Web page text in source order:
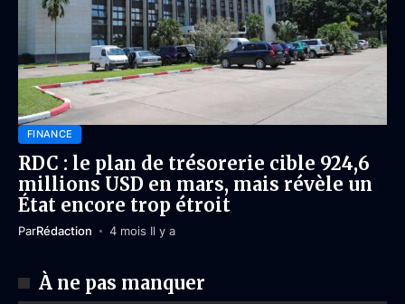
FINANCE
RDC : le plan de trésorerie cible 924,6
millions USD en mars, mais révèle un
État encore trop étroit
ParRédaction 4 mois Il y a
À ne pas manquer